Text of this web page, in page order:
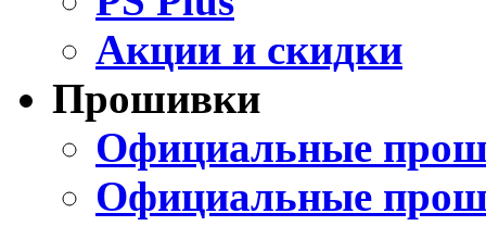
Акции и скидки
Прошивки
Официальные
Официальные